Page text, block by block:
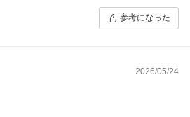
参考になった
2026/05/24